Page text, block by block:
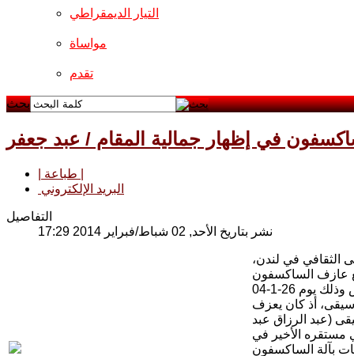
التيار الديمقراطي
مواساة
تقدم
بحث
في إظهار جمالية المقام / عبد جعفر
البريد الإلكتروني
التفاصيل
نشر بتاريخ الأحد, 02 شباط/فبراير 2014 17:29
الثقافي في لندن،
عازف الساكسفون
أذ كان يعزف
الموسيقى (عبد الرزاق عبد
مستقره الأخير في